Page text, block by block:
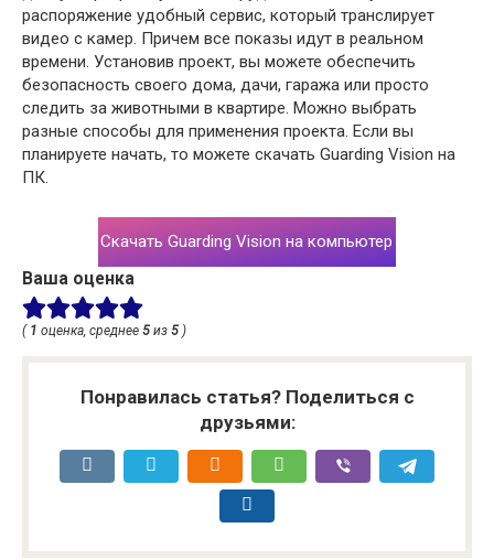
распоряжение удобный сервис, который транслирует
видео с камер. Причем все показы идут в реальном
времени. Установив проект, вы можете обеспечить
безопасность своего дома, дачи, гаража или просто
следить за животными в квартире. Можно выбрать
разные способы для применения проекта. Если вы
планируете начать, то можете скачать Guarding Vision на
ПК.
Скачать Guarding Vision на компьютер
Ваша оценка
( 1 оценка, среднее 5 из 5 )
Понравилась статья? Поделиться с
друзьями: